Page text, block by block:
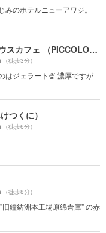
のホテルニューアワジ。
ピッコロット＆グリーンハウスカフェ （PICCOLOTTO & GREEN HOUSE Café）
（徒歩3分）
はジェラート🍨 濃厚ですが
つくに）
（徒歩6分）
（徒歩8分）
鐘紡洲本工場原綿倉庫" の赤